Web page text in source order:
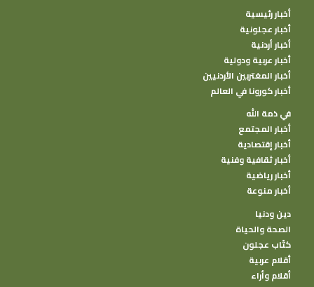
أخبار رئيسية
أخبار عجلونية
أخبار أردنية
أخبار عربية ودولية
أخبار المغتربين الأردنيين
أخبار كورونا في العالم
في ذمة الله
أخبار المجتمع
أخبار إقتصادية
أخبار ثقافية وفنية
أخبار رياضية
أخبار منوعة
دين ودنيا
الصحة والحياة
كتًاب عجلون
أقلام عربية
أقلام وأراء